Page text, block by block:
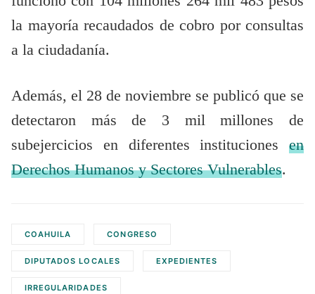
la mayoría recaudados de cobro por consultas
a la ciudadanía.
Además, el 28 de noviembre se publicó que se
detectaron más de 3 mil millones de
subejercicios en diferentes instituciones en
Derechos Humanos y Sectores Vulnerables.
COAHUILA CONGRESO
DIPUTADOS LOCALES EXPEDIENTES
IRREGULARIDADES